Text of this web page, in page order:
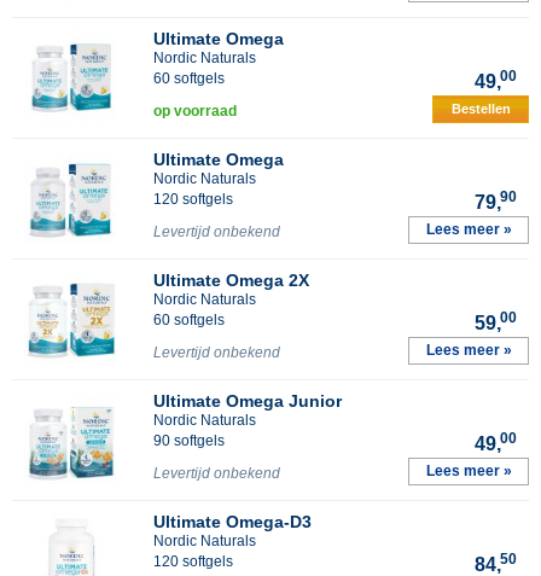
Ultimate Omega
Nordic Naturals
60 softgels
49,00
op voorraad Bestellen
Ultimate Omega
Nordic Naturals
120 softgels
79,90
Levertijd onbekend Lees meer »
Ultimate Omega 2X
Nordic Naturals
60 softgels
59,00
Levertijd onbekend Lees meer »
Ultimate Omega Junior
Nordic Naturals
90 softgels
49,00
Levertijd onbekend Lees meer »
Ultimate Omega-D3
Nordic Naturals
120 softgels
84,50